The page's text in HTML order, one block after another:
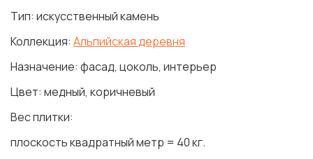
Тип: искусственный камень
Коллекция: Альпийская деревня
Назначение: фасад, цоколь, интерьер
Цвет: медный, коричневый
Вес плитки:
плоскость квадратный метр = 40 кг.